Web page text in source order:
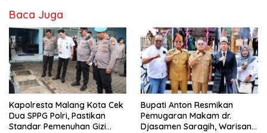
Baca Juga
Kapolresta Malang Kota Cek
Dua SPPG Polri, Pastikan
Standar Pemenuhan Gizi
Bupati Anton Resmikan
Pemugaran Makam dr.
Djasamen Saragih, Warisan